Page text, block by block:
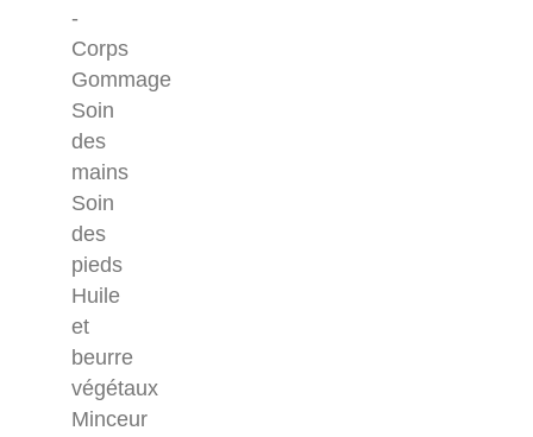
-
Corps
Gommage
Soin
des
mains
Soin
des
pieds
Huile
et
beurre
végétaux
Minceur